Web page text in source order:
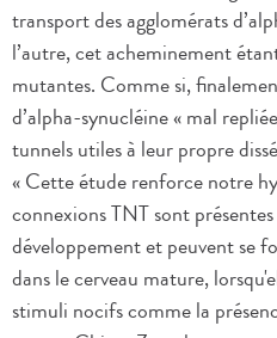
transport des agglomérats
l’autre, cet acheminement
mutantes. Comme si,
d’alpha-synucléine « mal
tunnels utiles à leur propre
« Cette étude renforce notre
connexions TNT sont
développement et peuvent se
dans le cerveau mature,
stimuli nocifs comme la